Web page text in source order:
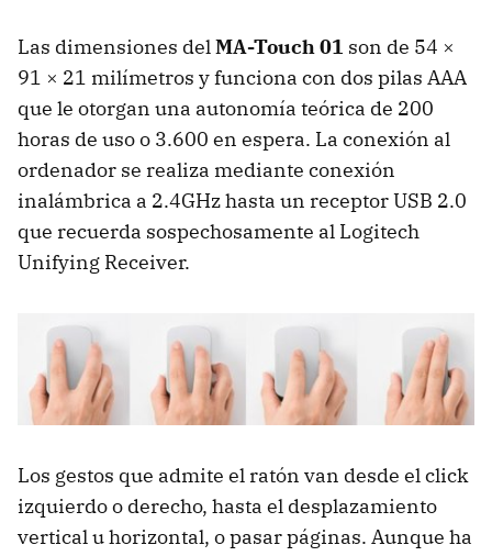
Las dimensiones del MA-Touch 01 son de 54 ×
91 × 21 milímetros y funciona con dos pilas AAA
que le otorgan una autonomía teórica de 200
horas de uso o 3.600 en espera. La conexión al
ordenador se realiza mediante conexión
inalámbrica a 2.4GHz hasta un receptorUSB 2.0
que recuerda sospechosamente al Logitech
Unifying Receiver.
Los gestos que admite el ratón van desde el click
izquierdo o derecho, hasta el desplazamiento
vertical u horizontal, o pasar páginas. Aunque ha